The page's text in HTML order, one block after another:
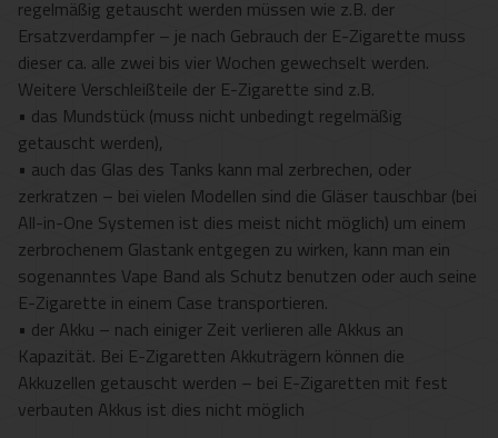
regelmäßig getauscht werden müssen wie z.B. der
Ersatzverdampfer – je nach Gebrauch der E-Zigarette muss
dieser ca. alle zwei bis vier Wochen gewechselt werden.
Weitere Verschleißteile der E-Zigarette sind z.B.
• das Mundstück (muss nicht unbedingt regelmäßig
getauscht werden),
• auch das Glas des Tanks kann mal zerbrechen, oder
zerkratzen – bei vielen Modellen sind die Gläser tauschbar (bei
All-in-One Systemen ist dies meist nicht möglich) um einem
zerbrochenem Glastank entgegen zu wirken, kann man ein
sogenanntes Vape Band als Schutz benutzen oder auch seine
E-Zigarette in einem Case transportieren.
• der Akku – nach einiger Zeit verlieren alle Akkus an
Kapazität. Bei E-Zigaretten Akkuträgern können die
Akkuzellen getauscht werden – bei E-Zigaretten mit fest
verbauten Akkus ist dies nicht möglich